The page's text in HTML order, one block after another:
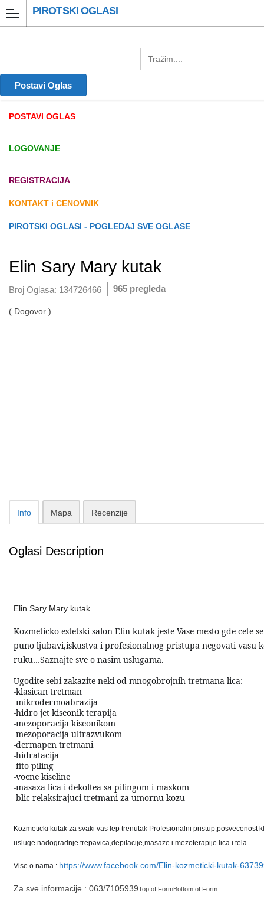
PIROTSKI OGLASI
Postavi Oglas
POSTAVI OGLAS
LOGOVANJE
REGISTRACIJA
KONTAKT i CENOVNIK
PIROTSKI OGLASI - POGLEDAJ SVE OGLASE
Elin Sary Mary kutak
Broj Oglasa: 134726466 965 pregleda
( Dogovor )
Info Mapa Recenzije
Oglasi Description
Elin Sary Mary kutak
Kozmeticko estetski salon Elin kutak jeste Vase mesto gde
puno ljubavi,iskustva i profesionalnog pristupa negovati
ruku…Saznajte sve o nasim uslugama.
Ugodite sebi zakazite neki od mnogobrojnih tretmana lica:
-klasican tretman
-mikrodermoabrazija
-hidro jet kiseonik terapija
-mezoporacija kiseonikom
-mezoporacija ultrazvukom
-dermapen tretmani
-hidratacija
-fito piling
-vocne kiseline
-masaza lica i dekoltea sa pilingom i maskom
-blic relaksirajuci tretmani za umornu kozu
Kozmeticki kutak za svaki vas lep trenutak Profesionalni
usluge nadogradnje trepavica,depilacije,masaze i mezoterapije lica i tela.
Vise o nama : https://www.facebook.com/Elin-kozmeticki-kutak-
Za sve informacije : 063/7105939Top of FormBottom of Form